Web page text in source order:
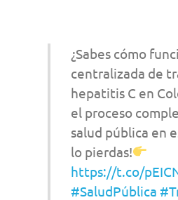
¿Sabes cómo
centralizada de
hepatitis C en
el proceso
salud pública en
lo pierdas!
https://t.co/
#SaludPública